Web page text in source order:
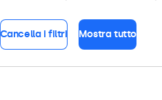
Cancella i filtri Mostra tutto